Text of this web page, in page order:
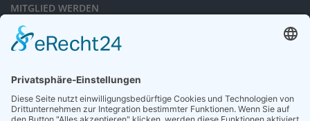
MITGLIED WERDEN
Sieben gute Gründe
für Ihre Mitgliedschaft